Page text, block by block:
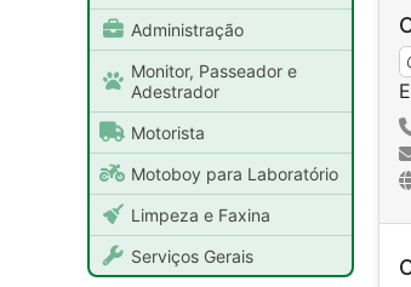
Administração
Monitor, Passeador e
Adestrador
Motorista
Motoboy para Laboratório
Limpeza e Faxina
Serviços Gerais